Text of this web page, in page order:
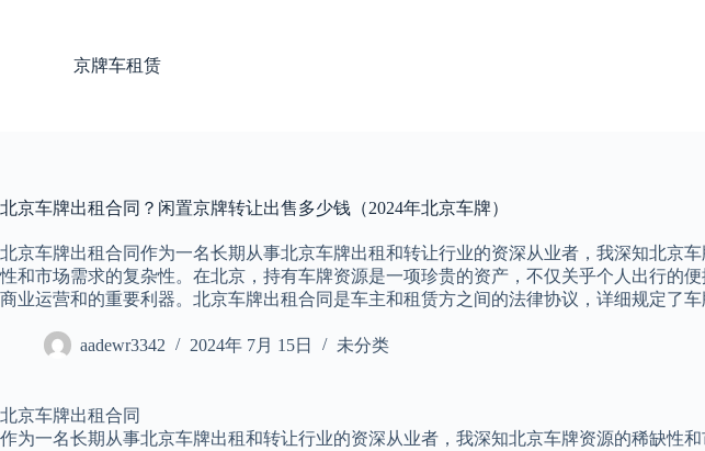
京牌车租赁
北京车牌出租合同？闲置京牌转让出售多少钱（2024年北京车牌）
北京车牌出租合同作为一名长期从事北京车牌出租和转让行业的资深从业者，我深知北京
性和市场需求的复杂性。在北京，持有车牌资源是一项珍贵的资产，不仅关乎个人出行的便
商业运营和的重要利器。北京车牌出租合同是车主和租赁方之间的法律协议，详细规定了车
aadewr3342 2024年 7月 15日 未分类
北京车牌出租合同
作为一名长期从事北京车牌出租和转让行业的资深从业者，我深知北京车牌资源的稀缺性